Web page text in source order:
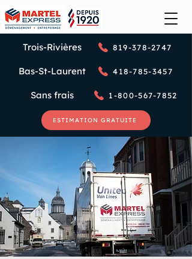
Trois-Rivières 819-378-2747
Bas-St-Laurent 418-785-3457
Sans frais 1-800-567-7852
ESTIMATION GRATUITE